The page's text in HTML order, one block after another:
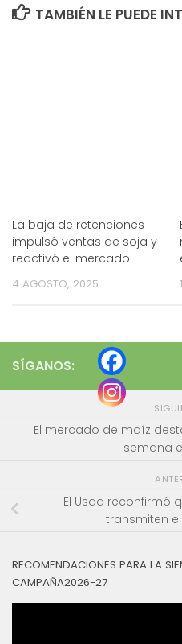
TAMBIÉN LE PUEDE
La baja de retenciones
impulsó ventas de soja y
reactivó el mercado
4 AGOSTO, 2025
SÍGANOS:
El mercado de maíz
semana
El Usda reconfirmó
transmiten
RECOMENDACIONES PARA LA
CAMPAÑA2026-27